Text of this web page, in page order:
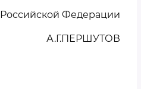
Российской Федерации
А.Г.ПЕРШУТОВ